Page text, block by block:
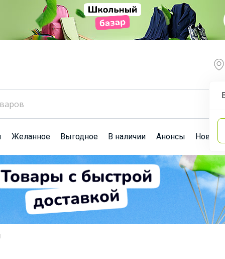
Желанное Выгодное В наличии Анонсы